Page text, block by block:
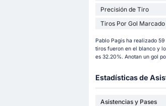
Precisión de Tiro
Tiros Por Gol Marcado
Pablo Pagis ha realizado
tiros fueron en el blanco y
es 32.20%. Anotan un gol
Estadísticas de
Asistencias y Pases